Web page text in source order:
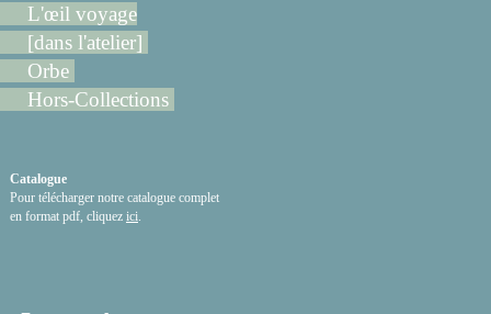
L'œil voyage
[dans l'atelier]
Orbe
Hors-Collections
Catalogue
Pour télécharger notre catalogue complet
en format pdf, cliquez ici